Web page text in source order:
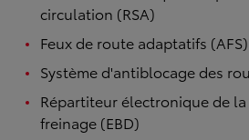
circulation (RSA)
Feux de route adaptatifs (AFS)
Système d'antiblocage des
Répartiteur électronique de
freinage (EBD)